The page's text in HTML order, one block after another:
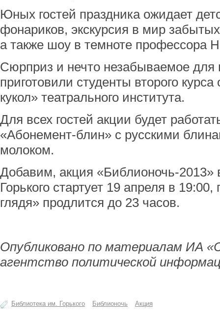
Юных гостей праздника ожидает
фонариков, экскурсия в мир
а также шоу в темноте профессора
Сюрприз и нечто незабываемое для
приготовили студенты второго
кукол» театрального института.
Для всех гостей акции будет
«Абонемент-блин» с русскими
молоком.
Добавим, акция «Библионочь-2013»
Горького стартует 19 апреля в
глядя» продлится до 23 часов.
Опубликовано по материалам ИА
агентство политической
Библиотека им. Горького Библионочь Акция